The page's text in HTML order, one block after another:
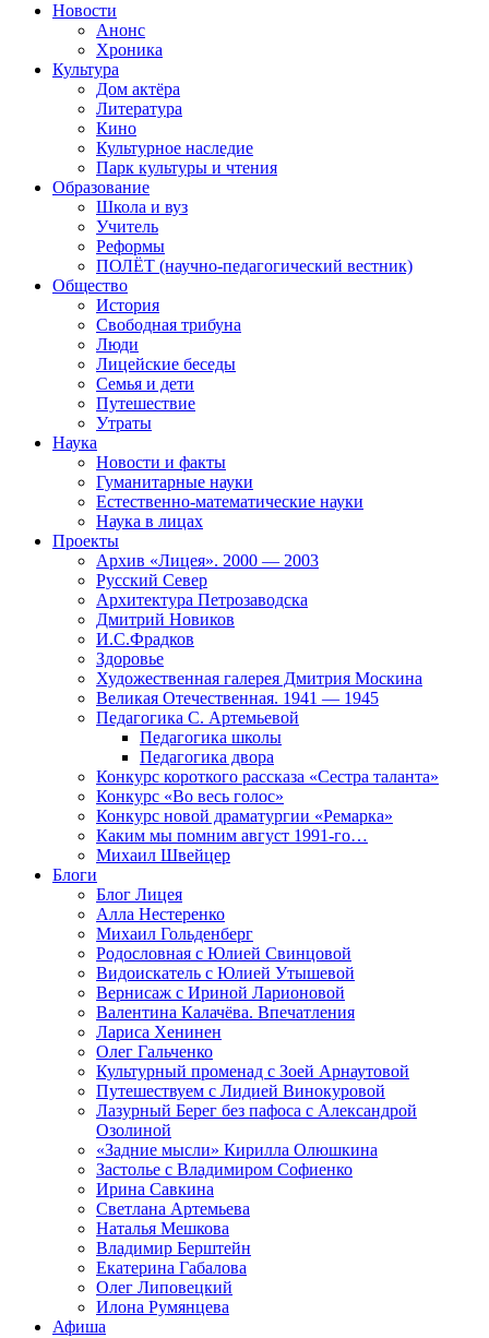
Новости
Анонс
Хроника
Культура
Дом актёра
Литература
Кино
Культурное наследие
Парк культуры и чтения
Образование
Школа и вуз
Учитель
Реформы
ПОЛЁТ (научно-педагогический вестник)
Общество
История
Свободная трибуна
Люди
Лицейские беседы
Семья и дети
Путешествие
Утраты
Наука
Новости и факты
Гуманитарные науки
Естественно-математические науки
Наука в лицах
Проекты
Архив «Лицея». 2000 — 2003
Русский Север
Архитектура Петрозаводска
Дмитрий Новиков
И.С.Фрадков
Здоровье
Художественная галерея Дмитрия Москина
Великая Отечественная. 1941 — 1945
Педагогика С. Артемьевой
Педагогика школы
Педагогика двора
Конкурс короткого рассказа «Сестра таланта»
Конкурс «Во весь голос»
Конкурс новой драматургии «Ремарка»
Каким мы помним август 1991-го…
Михаил Швейцер
Блоги
Блог Лицея
Алла Нестеренко
Михаил Гольденберг
Родословная с Юлией Свинцовой
Видоискатель с Юлией Утышевой
Вернисаж с Ириной Ларионовой
Валентина Калачёва. Впечатления
Лариса Хенинен
Олег Гальченко
Культурный променад с Зоей Арнаутовой
Путешествуем с Лидией Винокуровой
Лазурный Берег без пафоса с Александрой
Озолиной
«Задние мысли» Кирилла Олюшкина
Застолье с Владимиром Софиенко
Ирина Савкина
Светлана Артемьева
Наталья Мешкова
Владимир Берштейн
Екатерина Габалова
Олег Липовецкий
Илона Румянцева
Афиша